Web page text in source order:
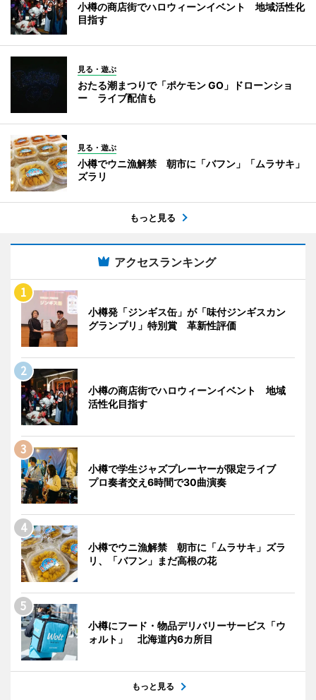
小樽の商店街でハロウィーンイベント 地域活性化
目指す
見る・遊ぶ
おたる潮まつりで「ポケモン GO」ドローンショ
ー ライブ配信も
見る・遊ぶ
小樽でウニ漁解禁 朝市に「バフン」「ムラサキ」
ズラリ
もっと見る
アクセスランキング
小樽発「ジンギス缶」が「味付ジンギスカン
グランプリ」特別賞 革新性評価
小樽の商店街でハロウィーンイベント 地域
活性化目指す
小樽で学生ジャズプレーヤーが限定ライブ
プロ奏者交え6時間で30曲演奏
小樽でウニ漁解禁 朝市に「ムラサキ」ズラ
リ、「バフン」まだ高根の花
小樽にフード・物品デリバリーサービス「ウ
ォルト」 北海道内6カ所目
もっと見る